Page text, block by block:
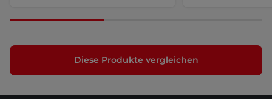
Diese Produkte vergleichen